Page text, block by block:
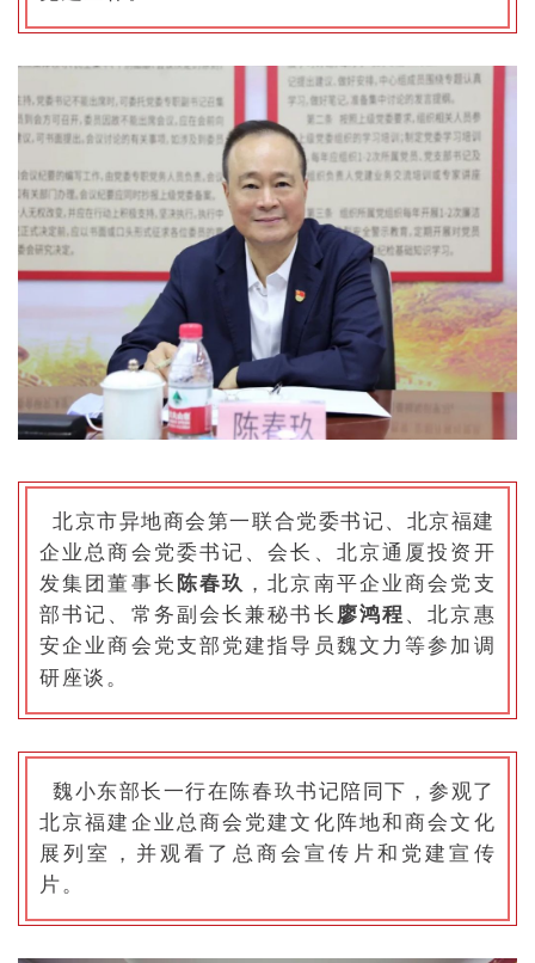
北京市异地商会第一联合党委书记、北京福建
企业总商会党委书记、会长、北京通厦投资开
发集团董事长 陈春玖 ，北京南平企业商会党支
部书记、常务副会长兼秘书长 廖鸿程 、北京惠
安企业商会党支部党建指导员魏文力等参加调
研座谈。
魏小东部长一行在陈春玖书记陪同下，参观了
北京福建企业总商会党建文化阵地和商会文化
展列室，并观看了总商会宣传片和党建宣传
片。